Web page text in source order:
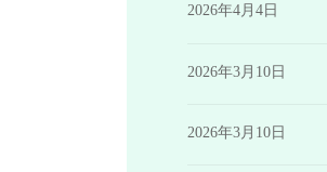
2026年4月4日
2026年3月10日
2026年3月10日